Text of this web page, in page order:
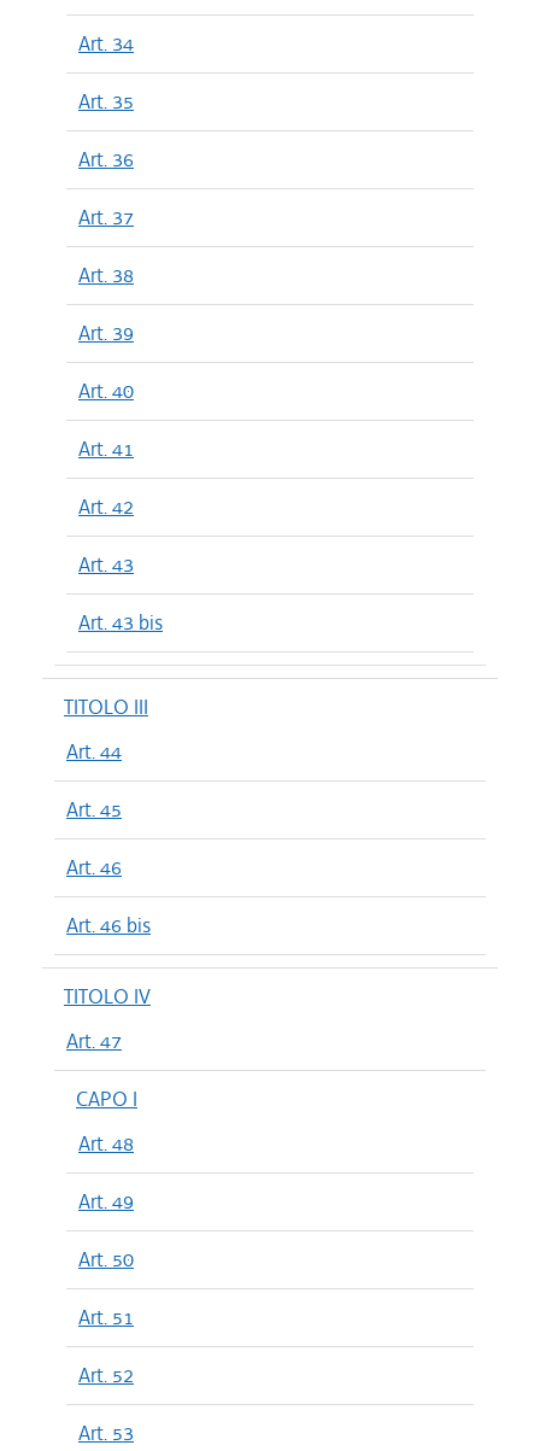
Art. 34
Art. 35
Art. 36
Art. 37
Art. 38
Art. 39
Art. 40
Art. 41
Art. 42
Art. 43
Art. 43 bis
TITOLO III
Art. 44
Art. 45
Art. 46
Art. 46 bis
TITOLO IV
Art. 47
CAPO I
Art. 48
Art. 49
Art. 50
Art. 51
Art. 52
Art. 53